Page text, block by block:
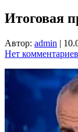
Итоговая
Автор: admin |
Нет комментариев